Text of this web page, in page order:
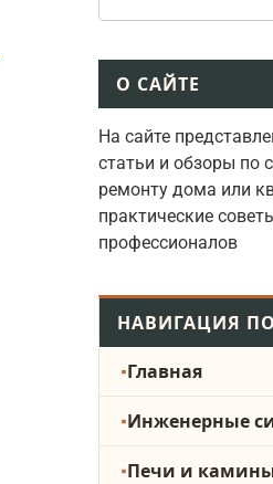
О САЙТЕ
На сайте
статьи и обзоры по
ремонту дома или
практические
профессионалов
НАВИГАЦИЯ
Главная
Инженерные
Печи и